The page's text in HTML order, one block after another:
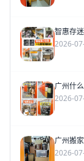
智惠存
2026-
广州什
2026-
广州搬
2026-